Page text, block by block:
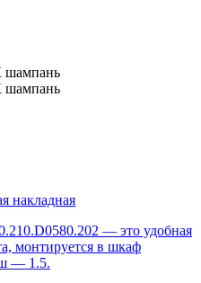
накладная
— это удобная
монтируется в шкаф
— 1.5.